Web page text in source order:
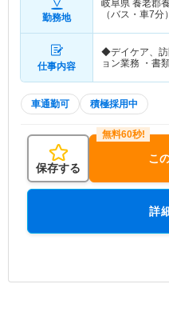
勤務地
岐阜県 養老郡養
（バス・車7分）
仕事内容
◆デイケア、訪
ョン業務 ・書
車通勤可 積極採用中
保存する
こ
詳